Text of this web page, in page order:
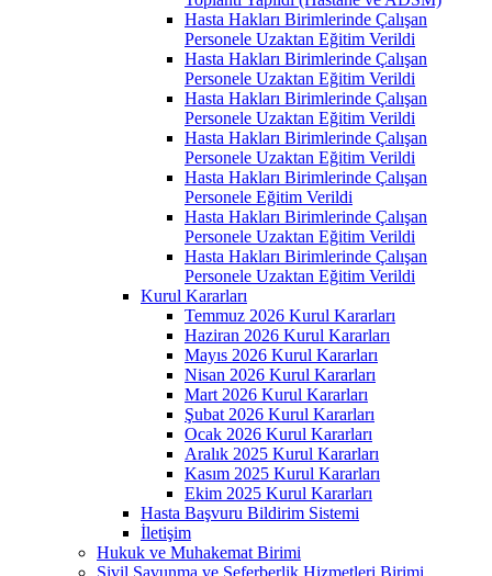
Hasta Hakları Birimlerinde Çalışan
Personele Uzaktan Eğitim Verildi
Hasta Hakları Birimlerinde Çalışan
Personele Uzaktan Eğitim Verildi
Hasta Hakları Birimlerinde Çalışan
Personele Uzaktan Eğitim Verildi
Hasta Hakları Birimlerinde Çalışan
Personele Uzaktan Eğitim Verildi
Hasta Hakları Birimlerinde Çalışan
Personele Eğitim Verildi
Hasta Hakları Birimlerinde Çalışan
Personele Uzaktan Eğitim Verildi
Hasta Hakları Birimlerinde Çalışan
Personele Uzaktan Eğitim Verildi
Kurul Kararları
Temmuz 2026 Kurul Kararları
Haziran 2026 Kurul Kararları
Mayıs 2026 Kurul Kararları
Nisan 2026 Kurul Kararları
Mart 2026 Kurul Kararları
Şubat 2026 Kurul Kararları
Ocak 2026 Kurul Kararları
Aralık 2025 Kurul Kararları
Kasım 2025 Kurul Kararları
Ekim 2025 Kurul Kararları
Hasta Başvuru Bildirim Sistemi
İletişim
Hukuk ve Muhakemat Birimi
Sivil Savunma ve Seferberlik Hizmetleri Birimi